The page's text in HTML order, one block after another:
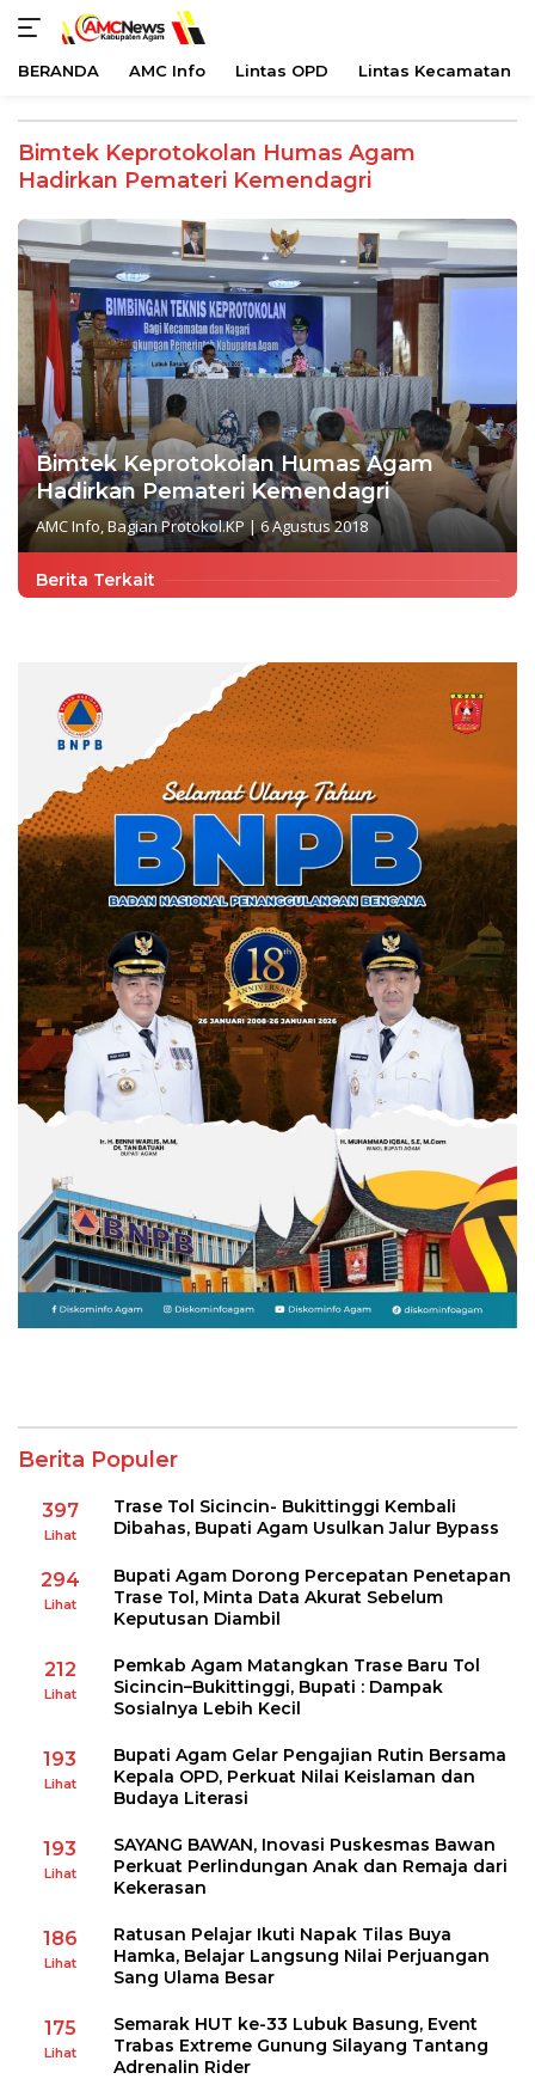
konten
BERANDA AMC Info Lintas OPD Lintas Kecamatan
Bimtek Keprotokolan Humas Agam
Hadirkan Pemateri Kemendagri
Bimtek Keprotokolan Humas Agam
Hadirkan Pemateri Kemendagri
AMC Info,Bagian Protokol.KP |6 Agustus 2018
Berita Terkait
Berita Populer
397
Lihat
Trase Tol Sicincin- Bukittinggi Kembali
Dibahas, Bupati Agam Usulkan Jalur Bypass
294
Lihat
Bupati Agam Dorong Percepatan Penetapan
Trase Tol, Minta Data Akurat Sebelum
Keputusan Diambil
212
Lihat
Pemkab Agam Matangkan Trase Baru Tol
Sicincin–Bukittinggi, Bupati : Dampak
Sosialnya Lebih Kecil
193
Lihat
Bupati Agam Gelar Pengajian Rutin Bersama
Kepala OPD, Perkuat Nilai Keislaman dan
Budaya Literasi
193
Lihat
SAYANG BAWAN, Inovasi Puskesmas Bawan
Perkuat Perlindungan Anak dan Remaja dari
Kekerasan
186
Lihat
Ratusan Pelajar Ikuti Napak Tilas Buya
Hamka, Belajar Langsung Nilai Perjuangan
Sang Ulama Besar
175
Lihat
Semarak HUT ke-33 Lubuk Basung, Event
Trabas Extreme Gunung Silayang Tantang
Adrenalin Rider